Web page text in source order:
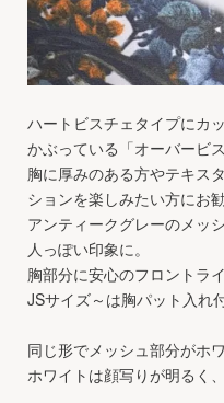
ハートビスチェタイプにカ
かぶっている「オーバービ
胸に厚みのある方やテキス
ションを楽しみたい方にお勧
アンティークグレーのメッ
人っぽい印象に。
胸部分に安心のフロントライ
JSサイズ～は胸パット入れ付
同じ形でメッシュ部分がホ
ホワイトは顔写りが明るく